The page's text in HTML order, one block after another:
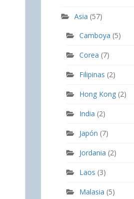
Asia (57)
Camboya (5)
Corea (7)
Filipinas (2)
Hong Kong (2)
India (2)
Japón (7)
Jordania (2)
Laos (3)
Malasia (5)